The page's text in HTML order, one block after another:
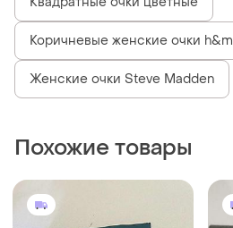
Коричневые женские очки h&m
Женские очки Steve Madden
Похожие товары